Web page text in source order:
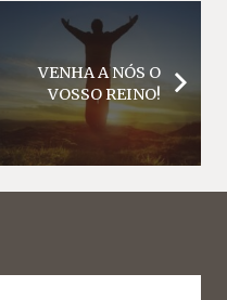
VENHA A NÓS O
VOSSO REINO!